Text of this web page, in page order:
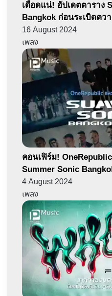
เดือดแน่! อัปเดตตาราง
Bangkok ก่อนระเบิดคว
16 August 2024
เพลง
คอนเฟิร์ม!
Summer Sonic
4 August 2024
เพลง